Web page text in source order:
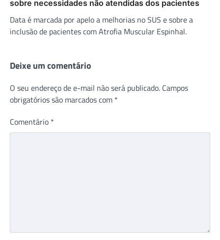
sobre necessidades não atendidas dos pacientes
Data é marcada por apelo a melhorias no SUS e sobre a
inclusão de pacientes com Atrofia Muscular Espinhal.
Deixe um comentário
O seu endereço de e-mail não será publicado. Campos
obrigatórios são marcados com *
Comentário *